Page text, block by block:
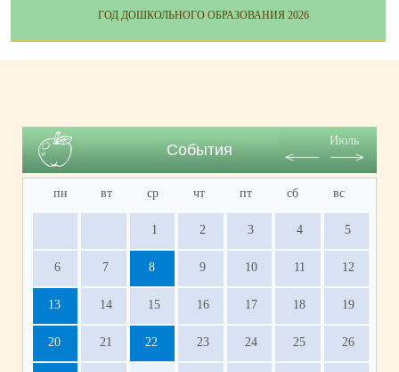
ГОД ДОШКОЛЬНОГО ОБРАЗОВАНИЯ 2026
События
Июль
пн вт ср чт пт сб вс
1 2 3 4 5
6 7 8 9 10 11 12
13 14 15 16 17 18 19
20 21 22 23 24 25 26